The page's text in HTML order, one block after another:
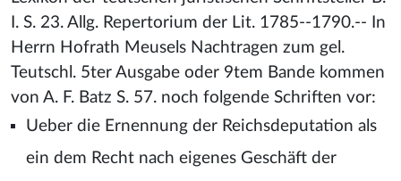
I. S. 23. Allg. Repertorium der Lit. 1785--1790.-- In
Herrn Hofrath Meusels Nachtragen zum gel.
Teutschl. 5ter Ausgabe oder 9tem Bande kommen
von A. F. Batz S. 57. noch folgende Schriften vor:
Ueber die Ernennung der Reichsdeputation als
ein dem Recht nach eigenes Geschäft der